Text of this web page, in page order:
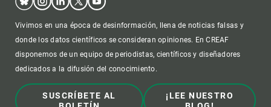
Vivimos en una época de desinformación, llena de noticias falsas y
donde los datos científicos se consideran opiniones. En CREAF
disponemos de un equipo de periodistas, científicos y diseñadores
dedicados a la difusión del conocimiento.
SUSCRÍBETE AL
¡LEE NUESTRO